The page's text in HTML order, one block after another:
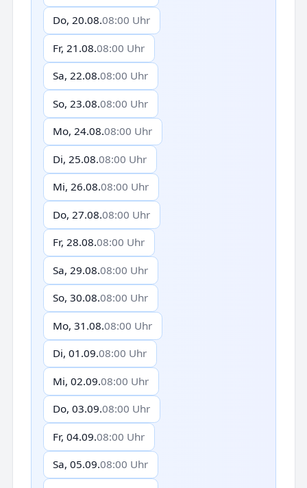
Do, 20.08.08:00 Uhr
Fr, 21.08.08:00 Uhr
Sa, 22.08.08:00 Uhr
So, 23.08.08:00 Uhr
Mo, 24.08.08:00 Uhr
Di, 25.08.08:00 Uhr
Mi, 26.08.08:00 Uhr
Do, 27.08.08:00 Uhr
Fr, 28.08.08:00 Uhr
Sa, 29.08.08:00 Uhr
So, 30.08.08:00 Uhr
Mo, 31.08.08:00 Uhr
Di, 01.09.08:00 Uhr
Mi, 02.09.08:00 Uhr
Do, 03.09.08:00 Uhr
Fr, 04.09.08:00 Uhr
Sa, 05.09.08:00 Uhr